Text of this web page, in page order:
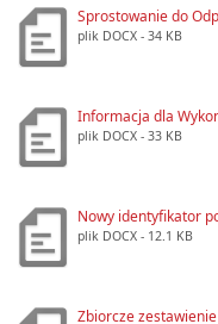
Sprostowanie do
plik DOCX - 34 KB
Informacja dla
plik DOCX - 33 KB
Nowy identyfikator
plik DOCX - 12.1 KB
Zbiorcze